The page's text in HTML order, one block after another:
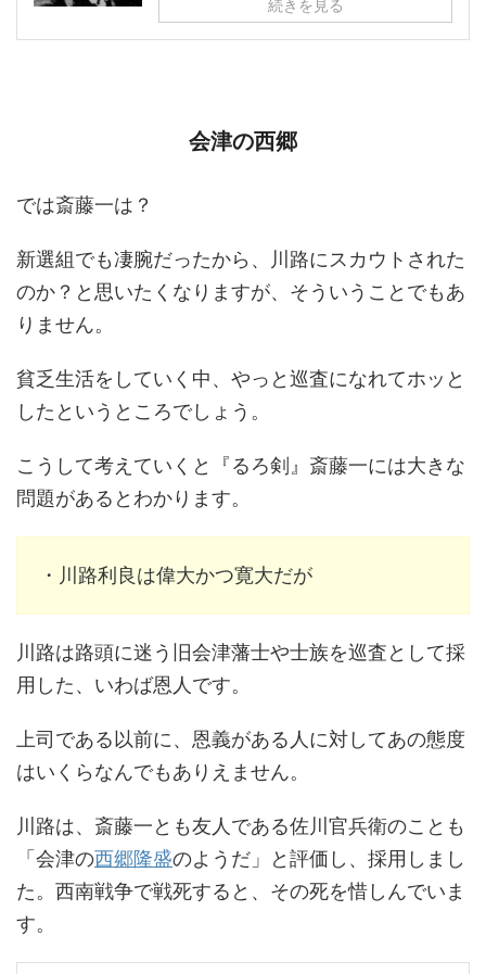
続きを見る
会津の西郷
では斎藤一は？
新選組でも凄腕だったから、川路にスカウトされた
のか？と思いたくなりますが、そういうことでもあ
りません。
貧乏生活をしていく中、やっと巡査になれてホッと
したというところでしょう。
こうして考えていくと『るろ剣』斎藤一には大きな
問題があるとわかります。
・川路利良は偉大かつ寛大だが
川路は路頭に迷う旧会津藩士や士族を巡査として採
用した、いわば恩人です。
上司である以前に、恩義がある人に対してあの態度
はいくらなんでもありえません。
川路は、斎藤一とも友人である佐川官兵衛のことも
「会津の西郷隆盛のようだ」と評価し、採用しまし
た。西南戦争で戦死すると、その死を惜しんでいま
す。